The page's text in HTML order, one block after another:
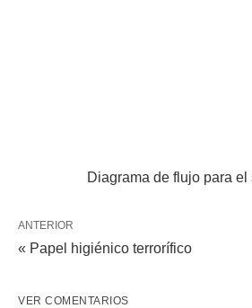
Diagrama de flujo para
ANTERIOR
« Papel higiénico terrorífico
VER COMENTARIOS